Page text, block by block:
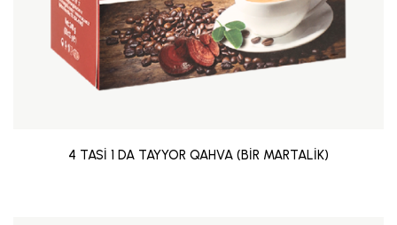
4 TASİ 1 DA TAYYOR QAHVA (BİR MARTALİK)